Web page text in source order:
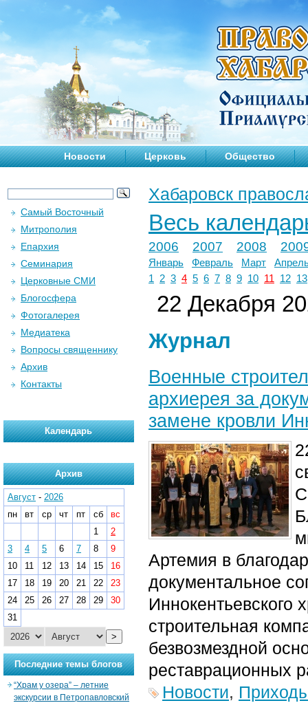
Новости Церковь Общество
Хабаровск
Весь
2006 2007 2008
Январь Февраль Март
1
2 3 4 5 6 7 8 9 10 11 12 13
22 Декабря
Журнал
Военные
архиерея за
замене кровли
Артемия в
документальное
строительная
безвозмездной
реставрационных
Новости,
Самый Восточный
Митрополия
Епархия
Семинария
Церковные СМИ
Блогосфера
Фотогалерея
Медиатека
Вопросы священнику
Архив
Контакты
Календарь
Архив
Август - 2026
пн
вт ср чт пт сб
вс
1
2
3
4 5 6 7 8
9
10
11 12 13 14 15
16
17
18 19 20 21 22
23
24
25 26 27 28 29
30
31
>
Последние темы блогов
“Храм у озера” – летние
экскурсии в Петропавловский